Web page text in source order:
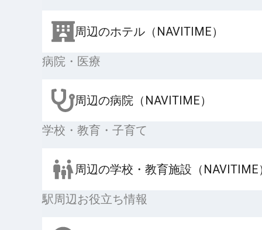
周辺のホテル（NAVITIME）
病院・医療
周辺の病院（NAVITIME）
学校・教育・子育て
周辺の学校・教育施設（NAVITIME
駅周辺お役立ち情報